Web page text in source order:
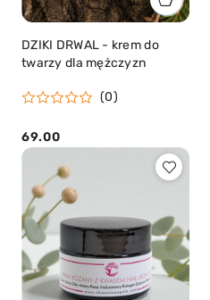
DZIKI DRWAL - krem do
twarzy dla mężczyzn
(0)
Cena:
69.00